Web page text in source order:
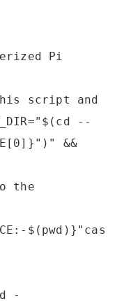
Pi
script and
--
&&
the
$(pwd)}"cas
-